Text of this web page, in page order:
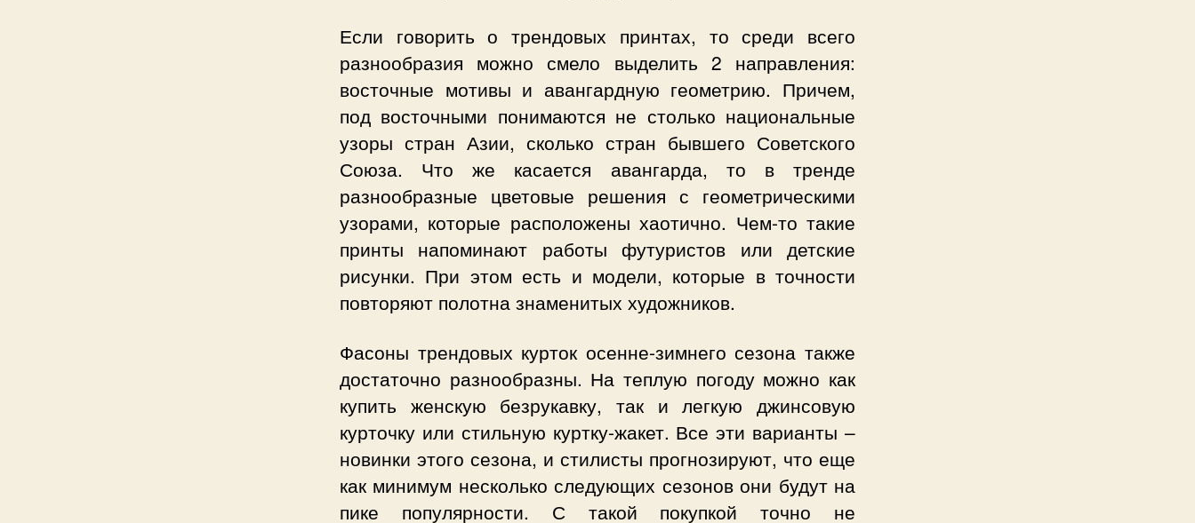
Если говорить о трендовых принтах, то среди всего
разнообразия можно смело выделить 2 направления:
восточные мотивы и авангардную геометрию. Причем,
под восточными понимаются не столько национальные
узоры стран Азии, сколько стран бывшего Советского
Союза. Что же касается авангарда, то в тренде
разнообразные цветовые решения с геометрическими
узорами, которые расположены хаотично. Чем-то такие
принты напоминают работы футуристов или детские
рисунки. При этом есть и модели, которые в точности
повторяют полотна знаменитых художников.
Фасоны трендовых курток осенне-зимнего сезона также
достаточно разнообразны. На теплую погоду можно как
купить женскую безрукавку, так и легкую джинсовую
курточку или стильную куртку-жакет. Все эти варианты –
новинки этого сезона, и стилисты прогнозируют, что еще
как минимум несколько следующих сезонов они будут на
пике популярности. С такой покупкой точно не